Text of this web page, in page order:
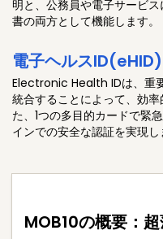
明と、公務員や電子サービ
書の両方として機能します。
電子ヘルスID(eHID)
Electronic Health IDは、重
統合することによって、効
た、1つの多目的カードで緊
インでの安全な認証を実現し
MOB10の概要：